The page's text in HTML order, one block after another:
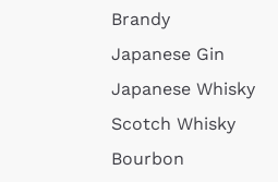
Brandy
Japanese Gin
Japanese Whisky
Scotch Whisky
Bourbon